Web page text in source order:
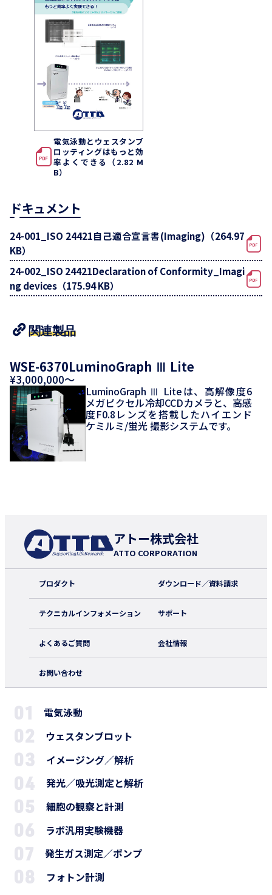
電気泳動とウェスタンブ
ロッティングはもっと効
率よくできる（2.82 M
B）
ドキュメント
24-001_ISO 24421自己適合宣言書(Imaging)（264.97
KB）
24-002_ISO 24421Declaration of Conformity_Imagi
ng devices（175.94 KB）
関連製品
WSE-6370LuminoGraph Ⅲ Lite
¥3,000,000～
LuminoGraph Ⅲ Liteは、高解像度6
メガピクセル冷却CCDカメラと、高感
度F0.8レンズを搭載したハイエンド
ケミルミ/蛍光 撮影システムです。
アトー株式会社
ATTO CORPORATION
プロダクト ダウンロード／資料請求
テクニカルインフォメーション サポート
よくあるご質問 会社情報
お問い合わせ
電気泳動
ウェスタンブロット
イメージング／解析
発光／吸光測定と解析
細胞の観察と計測
ラボ汎用実験機器
発生ガス測定／ポンプ
フォトン計測